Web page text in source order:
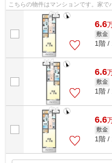
こちらの物件はマンションです。家で
きたいインターネット有り物件です。
6.6
敷金
1階 /
6.6
敷金
1階 /
6.6
敷金
1階 /